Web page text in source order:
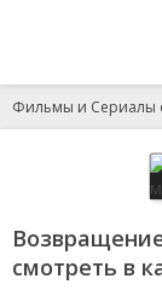
Фильмы и Сериалы
смотреть в